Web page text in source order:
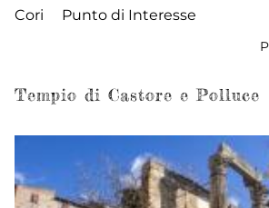
Cori
Punto di Interesse
Tempio di Castore e Polluce